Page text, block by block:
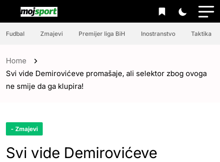
Fudbal Zmajevi Premijer liga BiH Inostranstvo Taktika
Home
Svi vide Demirovićeve promašaje, ali selektor zbog ovoga
ne smije da ga klupira!
- Zmajevi
Svi vide Demirovićeve